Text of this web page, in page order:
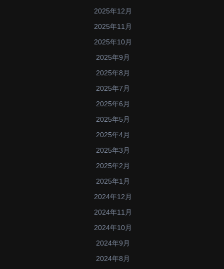
2025年12月
2025年11月
2025年10月
2025年9月
2025年8月
2025年7月
2025年6月
2025年5月
2025年4月
2025年3月
2025年2月
2025年1月
2024年12月
2024年11月
2024年10月
2024年9月
2024年8月